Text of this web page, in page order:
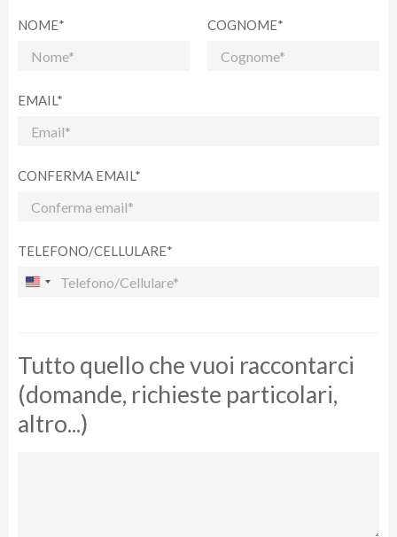
NOME* COGNOME*
EMAIL*
CONFERMA EMAIL*
TELEFONO/CELLULARE*
Tutto quello che vuoi raccontarci
(domande, richieste particolari,
altro...)